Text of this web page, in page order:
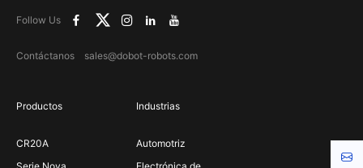
Follow Us
Contáctanos sales@dobot-robots.com
Productos
CR20A
Industrias
Automotriz